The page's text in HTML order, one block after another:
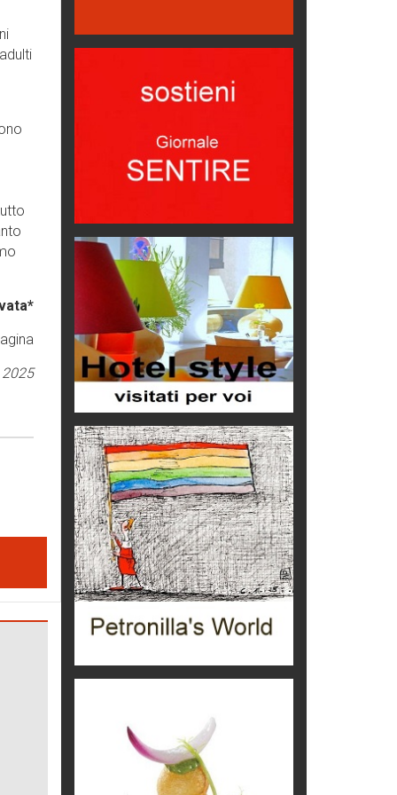
ARTE militante
Proteggersi, sempre
Hotels, B&B e Ristoranti... 10 &
Le nostre recensioni
Oasi di piacere
Teodorico, sovrano illuminato
1500 anni dalla morte
Seconde case cambiano le scelte
degli italiani
Trend
Trentodoc Festival, bollicine di
montagna
Grecia, le donne di Olympos
Viaggi
Ecco come salvare il viaggio
aereo
imprevisti...
C'era una volta la legge per le
valli del silenzio
Torre dell'Orso, mare di Puglia
Gioielli italiani
Menzogne di stato
Le dichiarazioni di Maurizio Federico